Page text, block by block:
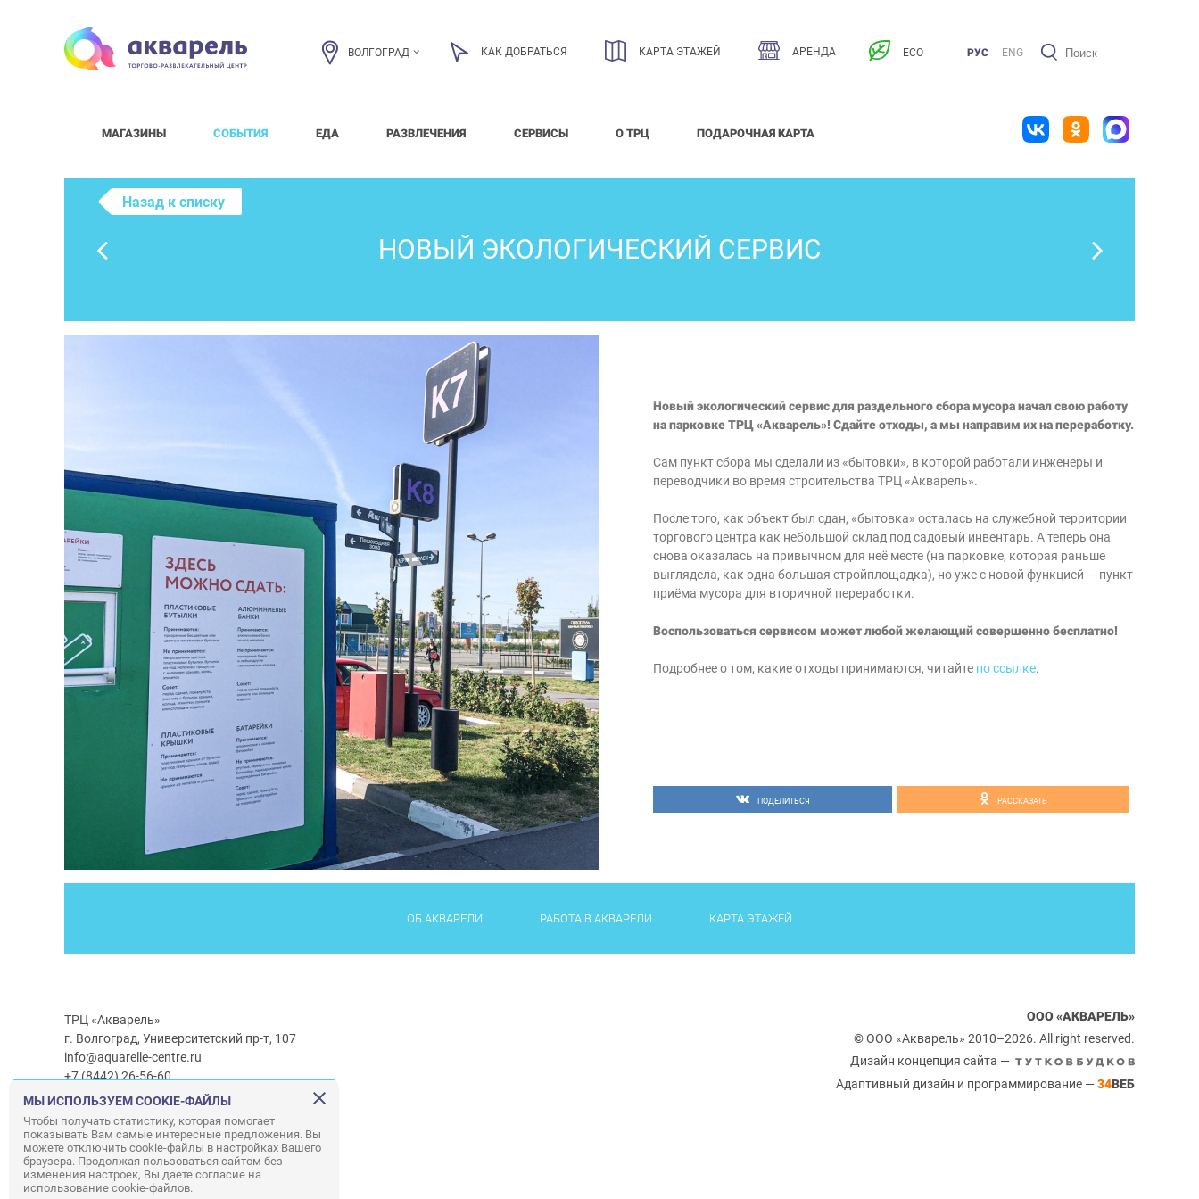
ВОЛГОГРАД КАК ДОБРАТЬСЯ КАРТА ЭТАЖЕЙ АРЕНДА ECO РУС ENG
МАГАЗИНЫ СОБЫТИЯ ЕДА РАЗВЛЕЧЕНИЯ СЕРВИСЫ О ТРЦ ПОДАРОЧНАЯ КАРТА
Назад к списку
НОВЫЙ ЭКОЛОГИЧЕСКИЙ СЕРВИС
Новый экологический сервис для раздельного сбора мусора начал свою работу
на парковке ТРЦ «Акварель»! Сдайте отходы, а мы направим их на переработку.
Сам пункт сбора мы сделали из «бытовки», в которой работали инженеры и
переводчики во время строительства ТРЦ «Акварель».
После того, как объект был сдан, «бытовка» осталась на служебной территории
торгового центра как небольшой склад под садовый инвентарь. А теперь она
снова оказалась на привычном для неё месте (на парковке, которая раньше
выглядела, как одна большая стройплощадка), но уже с новой функцией — пункт
приёма мусора для вторичной переработки.
Воспользоваться сервисом может любой желающий совершенно бесплатно!
Подробнее о том, какие отходы принимаются, читайте по ссылке.
ПОДЕЛИТЬСЯ РАССКАЗАТЬ
ОБ АКВАРЕЛИ РАБОТА В АКВАРЕЛИ КАРТА ЭТАЖЕЙ
ТРЦ «Акварель»
г. Волгоград, Университетский пр-т, 107
info@aquarelle-centre.ru
+7 (8442) 26-56-60
Часы работы ТРЦ: с 10:00 до 22:00
Часы работы г/м Ашан:с 08:00 до 23:00
Часы работыг/мЛемана ПРО:с 08:00 до 22:00
Правила посещения ТРЦ «Акварель»
ООО «АКВАРЕЛЬ»
© ООО «Акварель» 2010–2026. All right reserved.
Дизайн концепция сайта —
Адаптивный дизайн и программирование — 34ВЕБ
МЫ ИСПОЛЬЗУЕМ COOKIE-ФАЙЛЫ
Чтобы получать статистику, которая помогает
показывать Вам самые интересные предложения. Вы
можете отключить cookie-файлы в настройках Вашего
браузера. Продолжая пользоваться сайтом без
изменения настроек, Вы даете согласие на
использование cookie-файлов.